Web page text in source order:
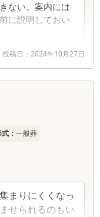
ない。案内には
に説明しておい
投稿日： 2024年10月27日
： 一般葬
まりにくくなっ
せられるのもい